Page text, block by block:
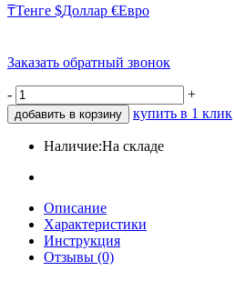
₸Тенге $Доллар €Евро
Заказать обратный звонок
- +
добавить в корзину купить в 1 клик
Наличие:На складе
Описание
Характеристики
Инструкция
Отзывы (0)